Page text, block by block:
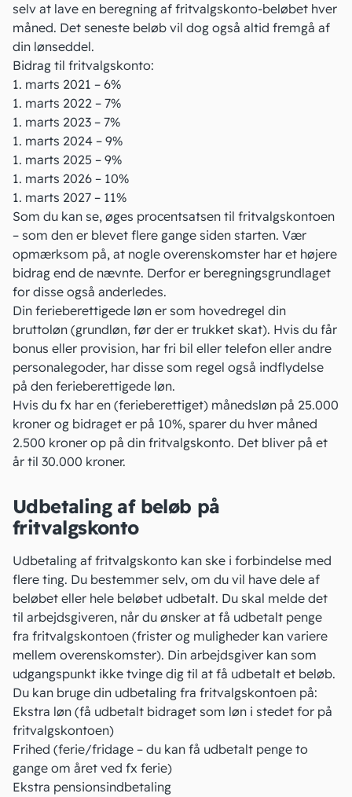
selv at lave en beregning af fritvalgskonto-beløbet hver
måned. Det seneste beløb vil dog også altid fremgå af
din lønseddel.
Bidrag til fritvalgskonto:
1. marts 2021 – 6%
1. marts 2022 – 7%
1. marts 2023 – 7%
1. marts 2024 – 9%
1. marts 2025 – 9%
1. marts 2026 – 10%
1. marts 2027 – 11%
Som du kan se, øges procentsatsen til fritvalgskontoen
– som den er blevet flere gange siden starten. Vær
opmærksom på, at nogle overenskomster har et højere
bidrag end de nævnte. Derfor er beregningsgrundlaget
for disse også anderledes.
Din ferieberettigede løn er som hovedregel din
bruttoløn (grundløn, før der er trukket skat). Hvis du får
bonus eller provision, har fri bil eller telefon eller andre
personalegoder, har disse som regel også indflydelse
på den ferieberettigede løn.
Hvis du fx har en (ferieberettiget) månedsløn på 25.000
kroner og bidraget er på 10%, sparer du hver måned
2.500 kroner op på din fritvalgskonto. Det bliver på et
år til 30.000 kroner.
Udbetaling af beløb på
fritvalgskonto
Udbetaling af fritvalgskonto kan ske i forbindelse med
flere ting. Du bestemmer selv, om du vil have dele af
beløbet eller hele beløbet udbetalt. Du skal melde det
til arbejdsgiveren, når du ønsker at få udbetalt penge
fra fritvalgskontoen (frister og muligheder kan variere
mellem overenskomster). Din arbejdsgiver kan som
udgangspunkt ikke tvinge dig til at få udbetalt et beløb.
Du kan bruge din udbetaling fra fritvalgskontoen på:
Ekstra løn (få udbetalt bidraget som løn i stedet for på
fritvalgskontoen)
Frihed (ferie/fridage – du kan få udbetalt penge to
gange om året ved fx ferie)
Ekstra pensionsindbetaling